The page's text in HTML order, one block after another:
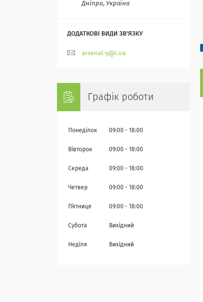
Дніпро, Україна
arsenal-y@i.ua
Графік роботи
Понеділок 09:00 18:00
Вівторок 09:00 18:00
Середа 09:00 18:00
Четвер 09:00 18:00
Пʼятниця 09:00 18:00
Субота Вихідний
Неділя Вихідний